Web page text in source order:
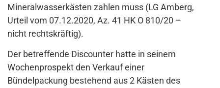
Mineralwasserkästen zahlen muss (LG Amberg,
Urteil vom 07.12.2020, Az. 41 HK O 810/20 –
nicht rechtskräftig).
Der betreffende Discounter hatte in seinem
Wochenprospekt den Verkauf einer
Bündelpackung bestehend aus 2 Kästen des